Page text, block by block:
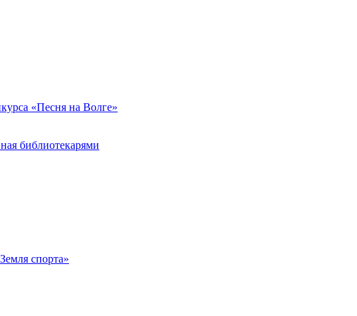
«Песня на Волге»
библиотекарями
спорта»